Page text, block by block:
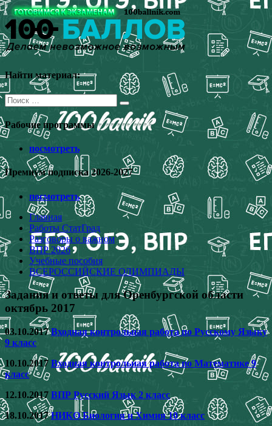
Перейти
к
содержимому
Найти материал:
Поиск
для:
Рабочие программы
посмотреть
Премиум подписка 2026-2027
посмотреть
Главная
Работы СтатГрад
Разговоры о важном
ВПР 2026
Учебные пособия
ВСЕРОССИЙСКИЕ ОЛИМПИАДЫ
Задания и ответы для Оренбургской области
октябрь 2017
03.10.2017Входная контрольная работа по Русскому Языку
9 класс
10.10.2017 Входная контрольная работа по Математике 9
класс
12.10.2017 ВПР Русский Язык 2 класс
18.10.2017НИКО Биология и Химия 10 класс